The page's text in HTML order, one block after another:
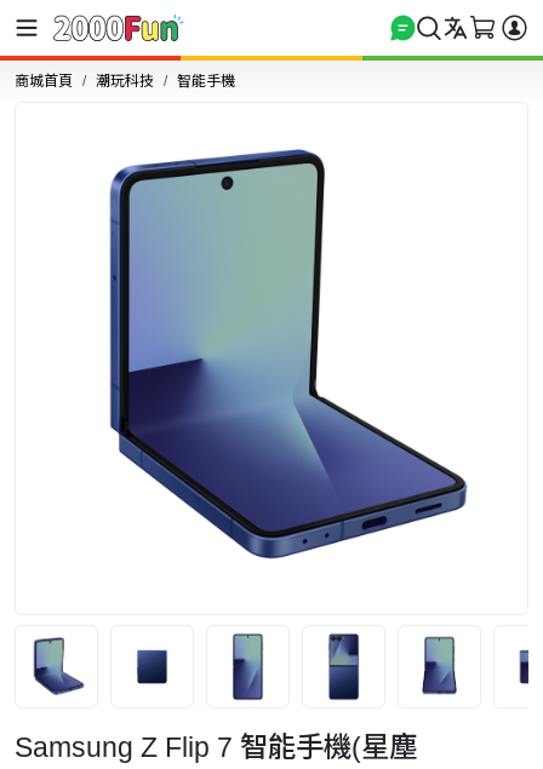
商城首頁 潮玩科技 智能手機
Samsung Z Flip 7 智能手機(星塵